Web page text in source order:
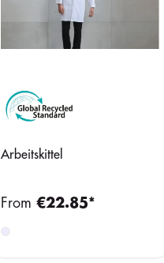
Arbeitskittel
From €22.85*